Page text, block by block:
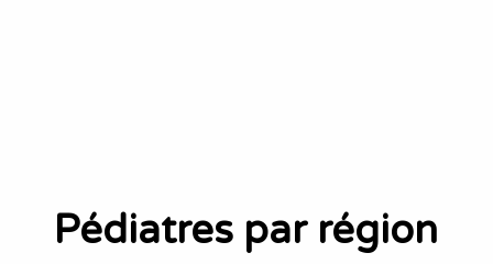
Pédiatres par région